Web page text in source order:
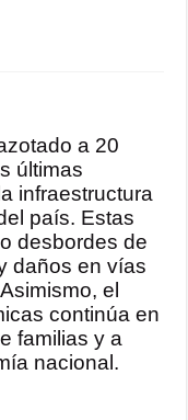
a 20
últimas
infraestructura
país. Estas
desbordes de
daños en vías
el
continúa en
familias y a
nacional.